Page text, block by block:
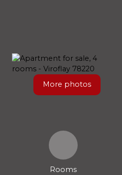
More photos
Rooms